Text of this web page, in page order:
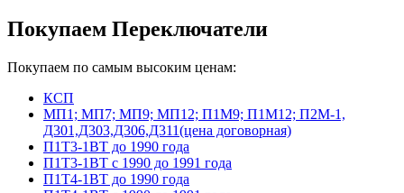
Покупаем Переключатели
Покупаем по самым высоким ценам:
КСП
МП1; МП7; МП9; МП12; П1М9; П1М12; П2М-1,
Д301,Д303,Д306,Д311(цена договорная)
П1Т3-1ВТ до 1990 года
П1Т3-1ВТ с 1990 до 1991 года
П1Т4-1ВТ до 1990 года